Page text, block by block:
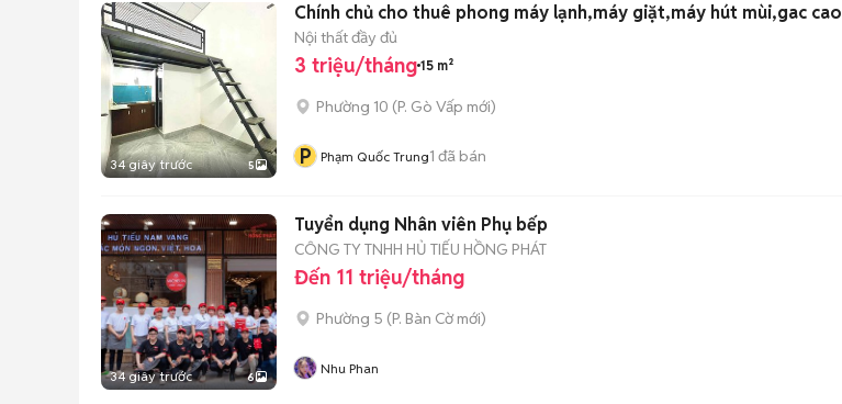
34 giây trước 5
Chính chủ cho thuê phong máy lạnh,máy giặt,máy hút mùi,gac cao
Nội thất đầy đủ
3 triệu/tháng 15 m²
Phường 10 (P. Gò Vấp mới)
P Phạm Quốc Trung1 đã bán
34 giây trước 6
Tuyển dụng Nhân viên Phụ bếp
CÔNG TY TNHH HỦ TIẾU HỒNG PHÁT
Đến 11 triệu/tháng
Phường 5 (P. Bàn Cờmới)
Nhu Phan